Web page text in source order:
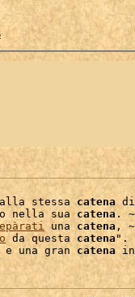
stessa catena
nella sua catena. ~
una catena ,
da questa catena ".
e una gran catena